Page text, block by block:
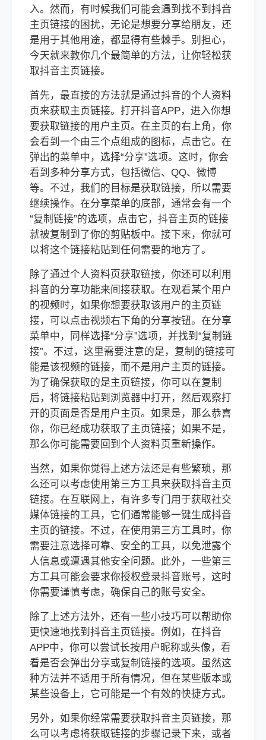
入。然而，有时候我们可能会遇到找不到抖音
主页链接的困扰，无论是想要分享给朋友，还
是用于其他用途，都显得有些棘手。别担心，
今天就来教你几个最简单的方法，让你轻松获
取抖音主页链接。
首先，最直接的方法就是通过抖音的个人资料
页来获取主页链接。打开抖音APP，进入你想
要获取链接的用户主页。在主页的右上角，你
会看到一个由三个点组成的图标，点击它。在
弹出的菜单中，选择“分享”选项。这时，你会
看到多种分享方式，包括微信、QQ、微博
等。不过，我们的目标是获取链接，所以需要
继续操作。在分享菜单的底部，通常会有一个
“复制链接”的选项，点击它，抖音主页的链接
就被复制到了你的剪贴板中。接下来，你就可
以将这个链接粘贴到任何需要的地方了。
除了通过个人资料页获取链接，你还可以利用
抖音的分享功能来间接获取。在观看某个用户
的视频时，如果你想要获取该用户的主页链
接，可以点击视频右下角的分享按钮。在分享
菜单中，同样选择“分享”选项，并找到“复制链
接”。不过，这里需要注意的是，复制的链接可
能是该视频的链接，而不是用户主页的链接。
为了确保获取的是主页链接，你可以在复制
后，将链接粘贴到浏览器中打开，然后观察打
开的页面是否是用户主页。如果是，那么恭喜
你，你已经成功获取了主页链接；如果不是，
那么你可能需要回到个人资料页重新操作。
当然，如果你觉得上述方法还是有些繁琐，那
么还可以考虑使用第三方工具来获取抖音主页
链接。在互联网上，有许多专门用于获取社交
媒体链接的工具，它们通常能够一键生成抖音
主页的链接。不过，在使用第三方工具时，你
需要注意选择可靠、安全的工具，以免泄露个
人信息或遭遇其他安全问题。此外，一些第三
方工具可能会要求你授权登录抖音账号，这时
你需要谨慎考虑，确保自己的账号安全。
除了上述方法外，还有一些小技巧可以帮助你
更快速地找到抖音主页链接。例如，在抖音
APP中，你可以尝试长按用户昵称或头像，看
看是否会弹出分享或复制链接的选项。虽然这
种方法并不适用于所有情况，但在某些版本或
某些设备上，它可能是一个有效的快捷方式。
另外，如果你经常需要获取抖音主页链接，那
么可以考虑将获取链接的步骤记录下来，或者